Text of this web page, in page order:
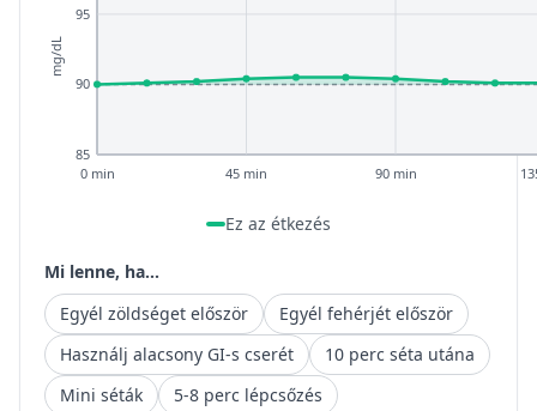
85
90
95
0 min 45 min 90 min
mg/dL
Ez az étkezés
Mi lenne, ha...
Egyél zöldséget először
Egyél fehérjét először
Használj alacsony GI-s cserét
10 perc séta utána
Mini séták
5-8 perc lépcsőzés